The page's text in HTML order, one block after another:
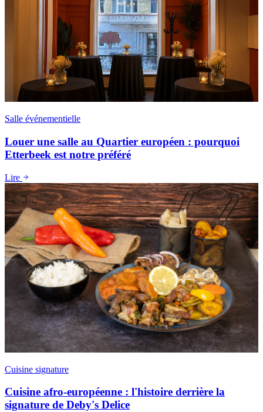
Salle événementielle
Louer une salle au Quartier européen : pourquoi
Etterbeek est notre préféré
Lire
Cuisine signature
Cuisine afro-européenne : l'histoire derrière la
signature de Deby's Delice